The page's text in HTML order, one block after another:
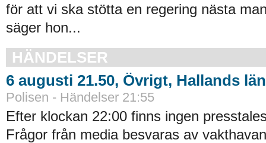
för att vi ska stötta en regering nästa
säger hon...
HÄNDELSER
6 augusti 21.50, Övrigt, Hallands län
Polisen - Händelser 21:55
Efter klockan 22:00 finns ingen
Frågor från media besvaras av